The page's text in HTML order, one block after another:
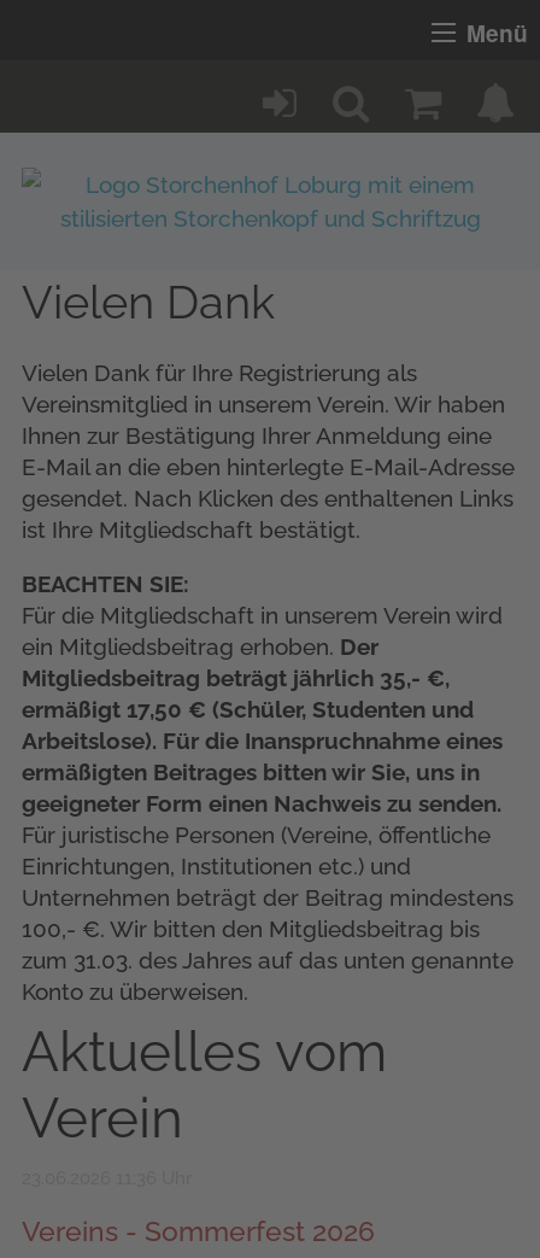
Menü
Vielen Dank
Vielen Dank für Ihre Registrierung als
Vereinsmitglied in unserem Verein. Wir haben
Ihnen zur Bestätigung Ihrer Anmeldung eine
E-Mail an die eben hinterlegte E-Mail-Adresse
gesendet. Nach Klicken des enthaltenen Links
ist Ihre Mitgliedschaft bestätigt.
BEACHTEN SIE:
Für die Mitgliedschaft in unserem Verein wird
ein Mitgliedsbeitrag erhoben. Der
Mitgliedsbeitrag beträgt jährlich 35,- €,
ermäßigt 17,50 € (Schüler, Studenten und
Arbeitslose). Für die Inanspruchnahme eines
ermäßigten Beitrages bitten wir Sie, uns in
geeigneter Form einen Nachweis zu senden.
Für juristische Personen (Vereine, öffentliche
Einrichtungen, Institutionen etc.) und
Unternehmen beträgt der Beitrag mindestens
100,- €. Wir bitten den Mitgliedsbeitrag bis
zum 31.03. des Jahres auf das unten genannte
Konto zu überweisen.
Aktuelles vom
Verein
Vereins - Sommerfest 2026